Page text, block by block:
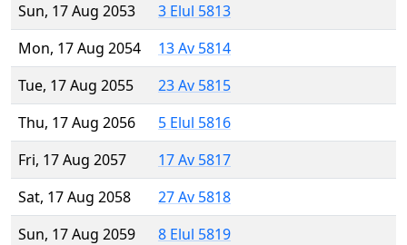
Sun, 17 Aug 2053
3 Elul 5813
Mon, 17 Aug 2054
13 Av 5814
Tue, 17 Aug 2055
23 Av 5815
Thu, 17 Aug 2056
5 Elul 5816
Fri, 17 Aug 2057
17 Av 5817
Sat, 17 Aug 2058
27 Av 5818
Sun, 17 Aug 2059
8 Elul 5819